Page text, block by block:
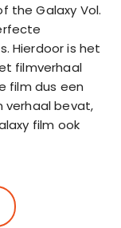
the Galaxy Vol.
Hierdoor is het
filmverhaal
film dus een
verhaal bevat,
film ook